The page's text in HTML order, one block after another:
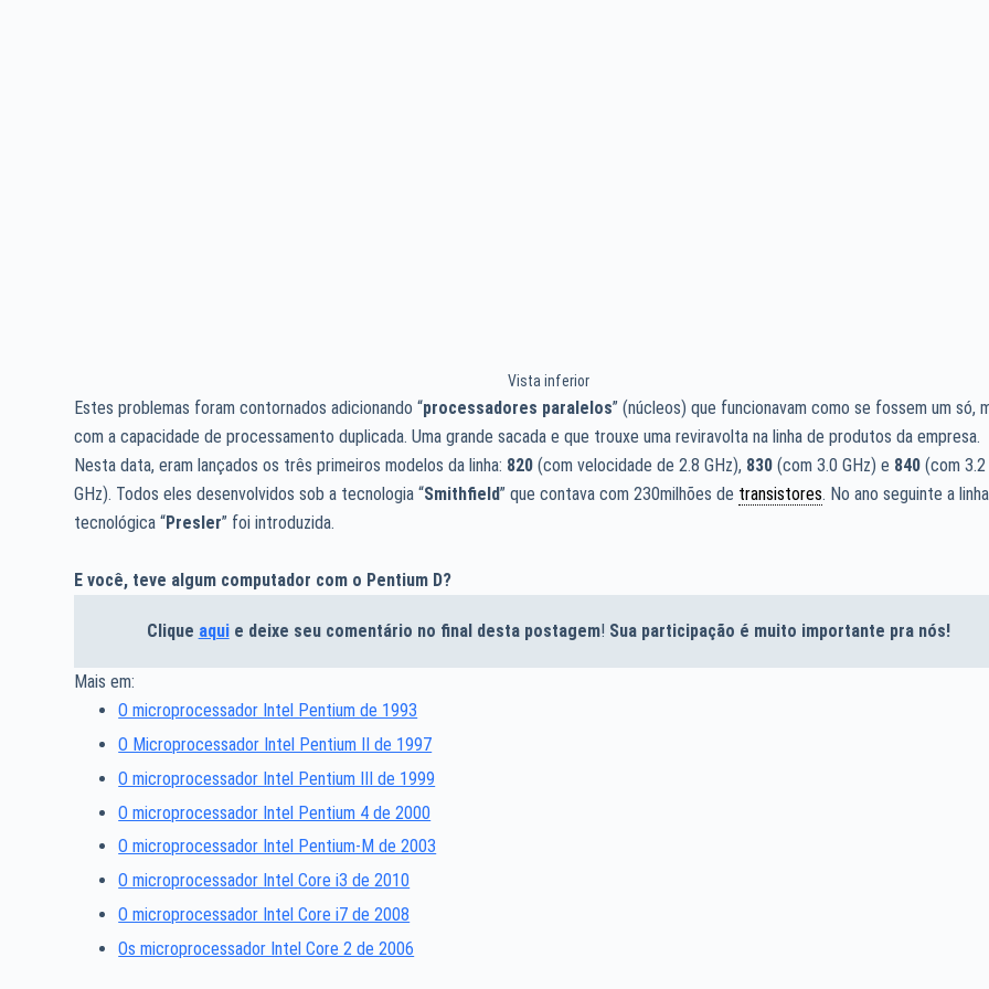
Vista inferior
Estes problemas foram contornados adicionando “processadores paralelos” (núcleos) que funcionavam como se fossem um só,
com a capacidade de processamento duplicada. Uma grande sacada e que trouxe uma reviravolta na linha de produtos da empresa.
Nesta data, eram lançados os três primeiros modelos da linha: 820(com velocidade de 2.8 GHz), 830(com 3.0 GHz) e 840(com 3.2
GHz). Todos eles desenvolvidos sob a tecnologia “Smithfield” que contava com 230milhões de transistores. No ano seguinte a linha
tecnológica “Presler” foi introduzida.
E você, teve algum computador com o Pentium D?
Clique aquie deixe seu comentário no final desta postagem! Sua participação é muito importante pra nós!
Mais em:
O microprocessador Intel Pentium de 1993
O Microprocessador Intel Pentium II de 1997
O microprocessador Intel Pentium III de 1999
O microprocessador Intel Pentium 4 de 2000
O microprocessador Intel Pentium-M de 2003
O microprocessador Intel Core i3 de 2010
O microprocessador Intel Core i7 de 2008
Os microprocessador Intel Core 2 de 2006